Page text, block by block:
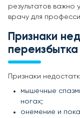
результатов важно
врачу для
Признаки
Признаки
мышечные
ногах;
онемение и